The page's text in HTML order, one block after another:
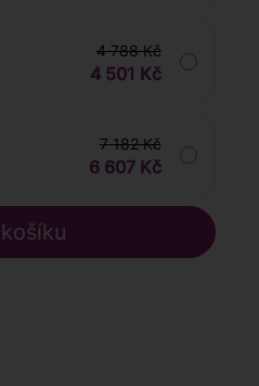
4 788 Kč
4 501 Kč
7 182 Kč
6 607 Kč